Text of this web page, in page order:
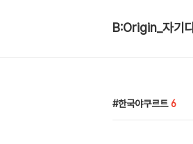
한국야쿠르트 6